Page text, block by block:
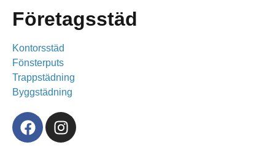
Företagsstäd
Kontorsstäd
Fönsterputs
Trappstädning
Byggstädning